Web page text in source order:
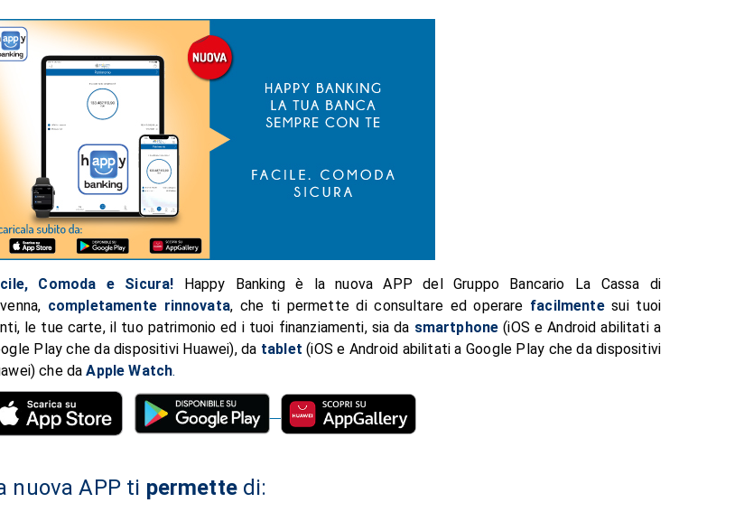
Comoda e Sicura! Happy Banking è la nuova APP del Gruppo Bancario La Cassa di
completamente rinnovata, che ti permette di consultare ed operare facilmente sui tuoi
le tue carte, il tuo patrimonio ed i tuoi finanziamenti, sia da smartphone (iOS e Android abilitati a
Play che da dispositivi Huawei), da tablet (iOS e Android abilitati a Google Play che da dispositivi
che daApple Watch.
nuova APP ti permettedi: